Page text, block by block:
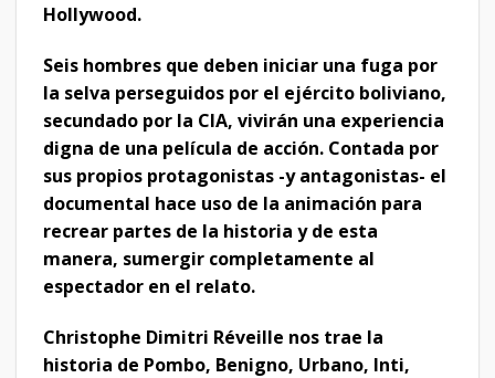
Hollywood.
Seis hombres que deben iniciar una fuga por
la selva perseguidos por el ejército boliviano,
secundado por la CIA, vivirán una experiencia
digna de una película de acción. Contada por
sus propios protagonistas -y antagonistas- el
documental hace uso de la animación para
recrear partes de la historia y de esta
manera, sumergir completamente al
espectador en el relato.
Christophe Dimitri Réveille nos trae la
historia de Pombo, Benigno, Urbano, Inti,